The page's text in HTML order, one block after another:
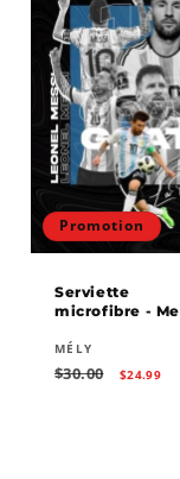
Promotion
Serviette
microfibre -
Fournisseur :
MÉLY
Prix
$30.00
Prix
$24.99